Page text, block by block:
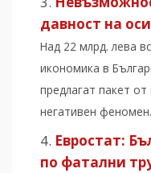
давност на
Над 22 млрд. лева
икономика в
предлагат пакет
негативен
Евростат:
по фатални